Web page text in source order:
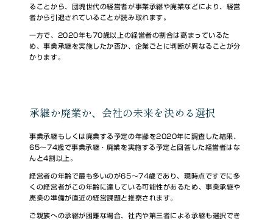
ることから、団塊世代の経営者が事業承継や廃業などにより、経営
者から引退されていることが読み取れます。
一方で、2020年も70歳以上の経営者の割合は高まっているた
め、事業承継を実施したか否か、企業ごとに判断が異なることが分
かります。
承継か廃業か、会社の未来を決める選択
事業承継もしくは廃業する予定の年齢を2020年に調査した結果、
65～74歳で事業承継・廃業を実施する予定と回答した経営者はな
んと4割以上。
経営者の年齢で最も多いのが65～74歳であり、現時点ですでに多
くの経営者がこの年齢に達している可能性があるため、事業承継や
廃業の準備が直近の経営課題と推察されます。
ご親族への承継が困難な場合、社内や第三者による承継も選択でき